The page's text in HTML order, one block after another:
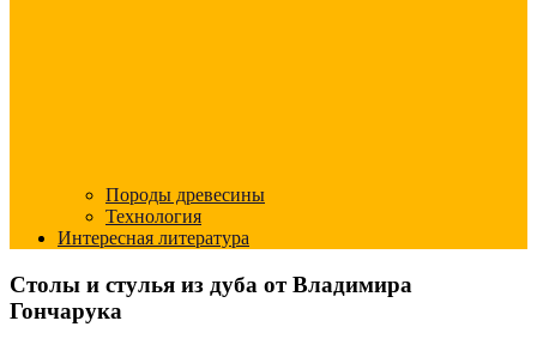
Породы древесины
Технология
Интересная литература
Столы и стулья из дуба от Владимира
Гончарука